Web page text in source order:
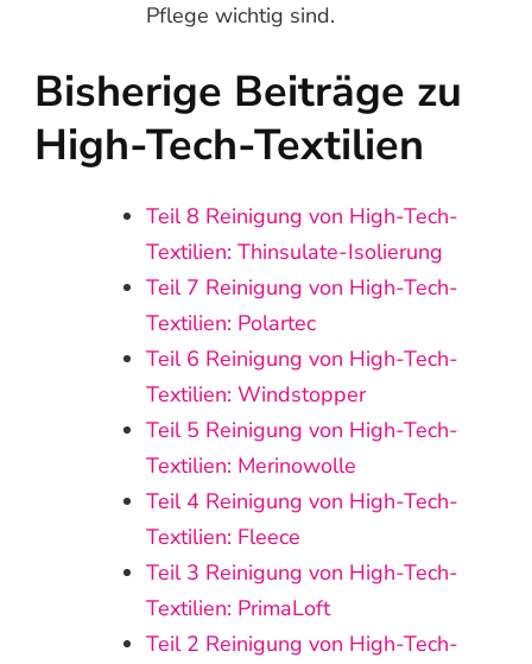
Pflege wichtig sind.
Bisherige Beiträge zu
High-Tech-Textilien
Teil 8 Reinigung von High-Tech-
Textilien: Thinsulate-Isolierung
Teil 7 Reinigung von High-Tech-
Textilien: Polartec
Teil 6 Reinigung von High-Tech-
Textilien: Windstopper
Teil 5 Reinigung von High-Tech-
Textilien: Merinowolle
Teil 4 Reinigung von High-Tech-
Textilien: Fleece
Teil 3 Reinigung von High-Tech-
Textilien: PrimaLoft
Teil 2 Reinigung von High-Tech-